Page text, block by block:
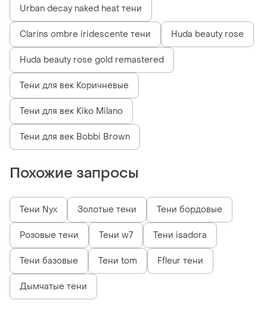
Urban decay naked heat тени
Clarins ombre iridescente тени Huda beauty rose
Huda beauty rose gold remastered
Тени для век Коричневые
Тени для век Kiko Milano
Тени для век Bobbi Brown
Похожие запросы
Тени Nyx Золотые тени Тени бордовые
Розовые тени Тени w7 Тени isadora
Тени базовые Тени tom Ffleur тени
Дымчатые тени